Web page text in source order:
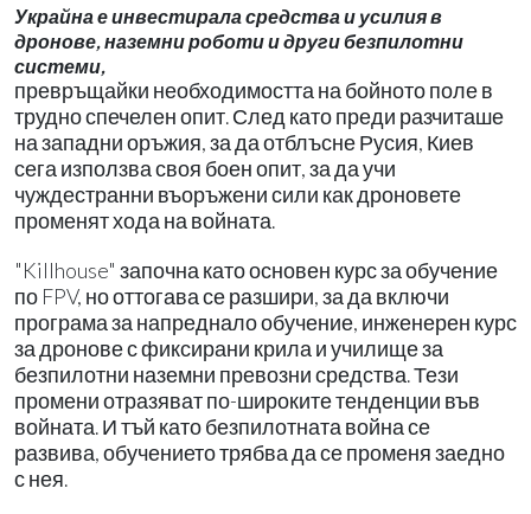
Украйна е инвестирала средства и усилия в
дронове, наземни роботи и други безпилотни
системи,
превръщайки необходимостта на бойното поле в
трудно спечелен опит. След като преди разчиташе
на западни оръжия, за да отблъсне Русия, Киев
сега използва своя боен опит, за да учи
чуждестранни въоръжени сили как дроновете
променят хода на войната.
"Killhouse" започна като основен курс за обучение
по FPV, но оттогава се разшири, за да включи
програма за напреднало обучение, инженерен курс
за дронове с фиксирани крила и училище за
безпилотни наземни превозни средства. Тези
промени отразяват по-широките тенденции във
войната. И тъй като безпилотната война се
развива, обучението трябва да се променя заедно
с нея.